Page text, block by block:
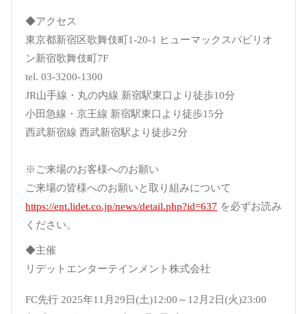
◆アクセス
東京都新宿区歌舞伎町1-20-1 ヒューマックスパビリオ
ン新宿歌舞伎町7F
tel. 03-3200-1300
JR山手線・丸の内線 新宿駅東口より徒歩10分
小田急線・京王線 新宿駅東口より徒歩15分
西武新宿線 西武新宿駅より徒歩2分
※ご来場のお客様へのお願い
ご来場の皆様へのお願いと取り組みについて
https://ent.lidet.co.jp/news/detail.php?id=637 を必ずお読み
ください。
◆主催
リデットエンターテインメント株式会社
FC先行 2025年11月29日(土)12:00～12月2日(火)23:00